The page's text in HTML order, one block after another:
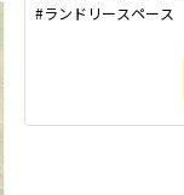
ランドリースペース
勾配天井